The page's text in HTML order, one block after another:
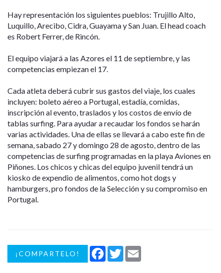
Hay representación los siguientes pueblos: Trujillo Alto,
Luquillo, Arecibo, Cidra, Guayama y San Juan. El head coach
es Robert Ferrer, de Rincón.
El equipo viajará a las Azores el 11 de septiembre, y las
competencias empiezan el 17.
Cada atleta deberá cubrir sus gastos del viaje, los cuales
incluyen: boleto aéreo a Portugal, estadía, comidas,
inscripción al evento, traslados y los costos de envío de
tablas surfing. Para ayudar a recaudar los fondos se harán
varias actividades. Una de ellas se llevará a cabo este fin de
semana, sabado 27 y domingo 28 de agosto, dentro de las
competencias de surfing programadas en la playa Aviones en
Piñones. Los chicos y chicas del equipo juvenil tendrá un
kiosko de expendio de alimentos, como hot dogs y
hamburgers, pro fondos de la Selección y su compromiso en
Portugal.
¡COMPARTELO! Facebook
Twitter